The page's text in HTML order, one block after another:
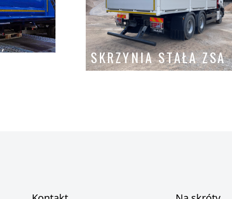
SKRZYNIA STAŁA ZSA